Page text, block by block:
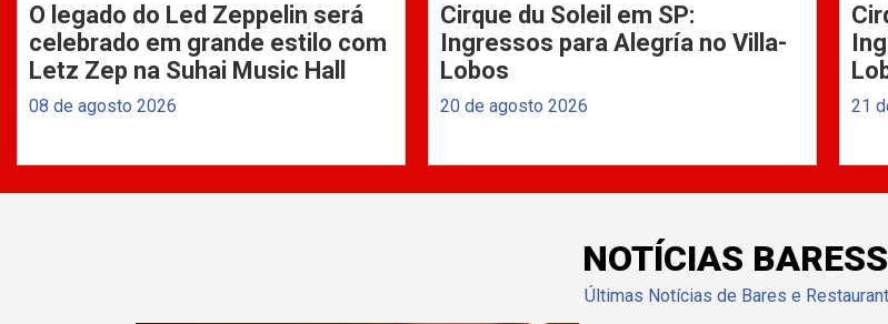
O legado do Led Zeppelin será
celebrado em grande estilo com
Letz Zep na Suhai Music Hall
08 de agosto 2026
Cirque du Soleil em SP:
Ingressos para Alegría no Villa-
Lobos
20 de agosto 2026 21
NOTÍCIAS
Últimas Notícias de Bares e